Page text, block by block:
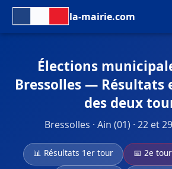
la-mairie.com
Élections
Bressolles — Résultats
des deux
Bressolles · Ain (01) · 22 et
📊 Résultats 1er tour
📅 2e